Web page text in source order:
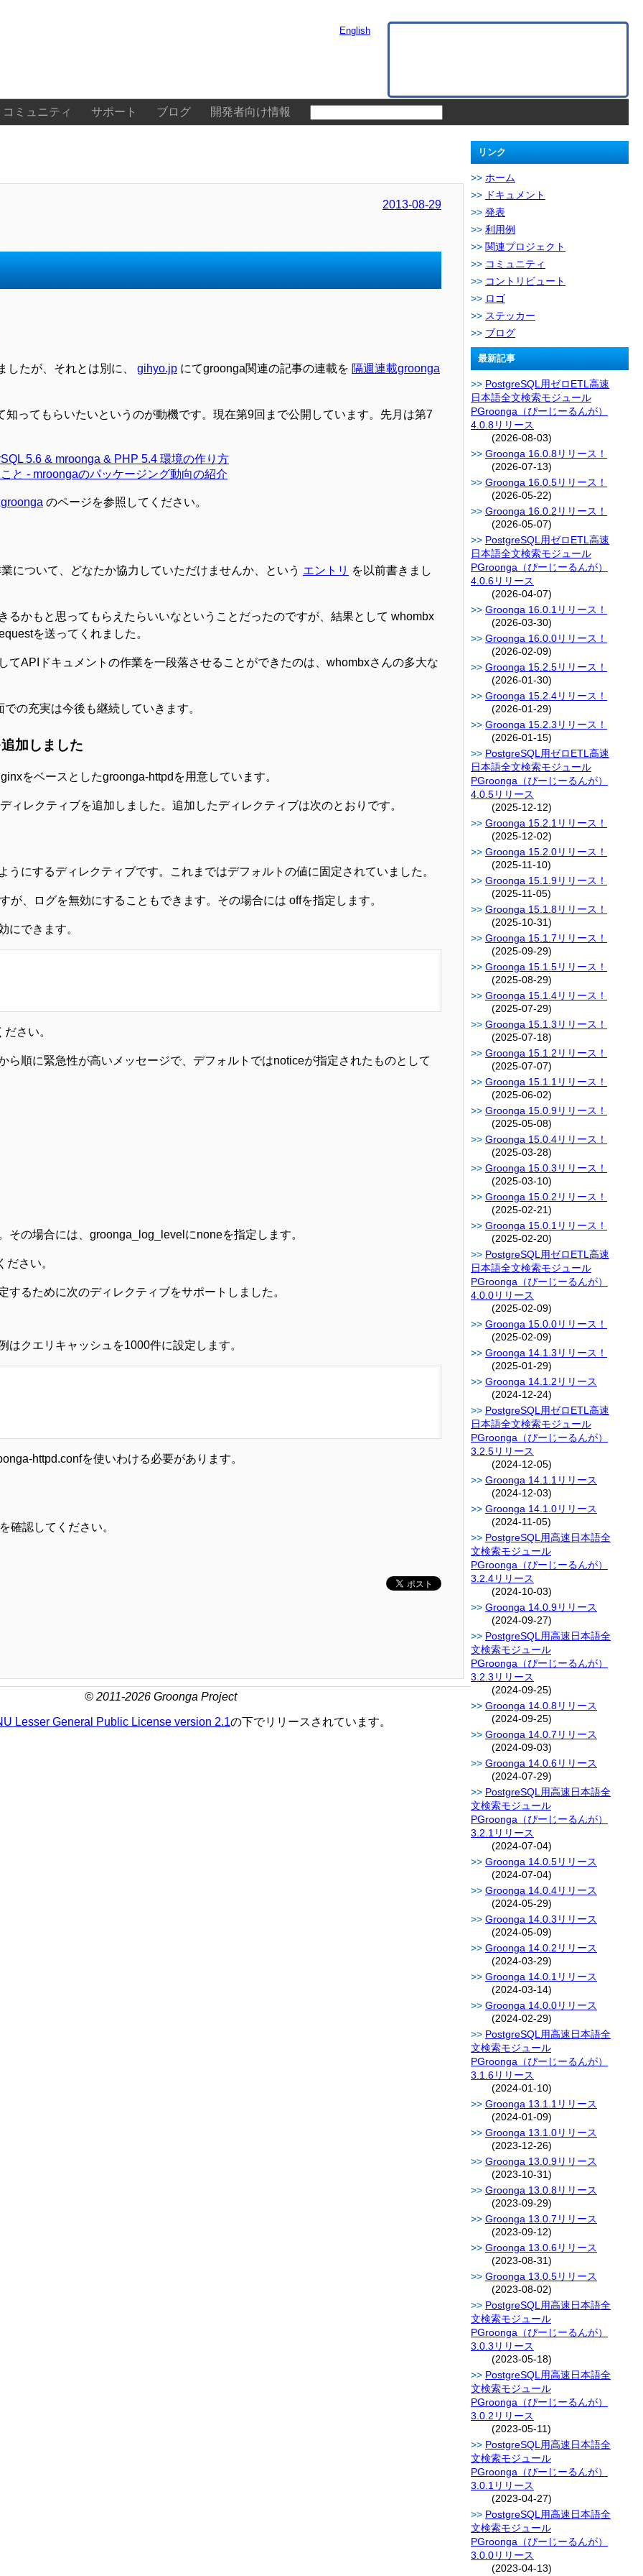
コミュニティ サポート ブログ 開発者向け情報
English
2013-08-29
したが、それとは別に、 gihyo.jp にてgroonga関連の記事の連載を 隔週連載groonga
ってもらいたいというのが動機です。現在第9回まで公開しています。先月は第7
5.6 & mroonga & PHP 5.4 環境の作り方
と - mroongaのパッケージング動向の紹介
のページを参照してください。
について、どなたか協力していただけませんか、という エントリ を以前書きまし
るかもと思ってもらえたらいいなということだったのですが、結果として whombx
を送ってくれました。
てAPIドキュメントの作業を一段落させることができたのは、whombxさんの多大な
の充実は今後も継続していきます。
加しました
をベースとしたgroonga-httpdを用意しています。
ィレクティブを追加しました。追加したディレクティブは次のとおりです。
にするディレクティブです。これまではデフォルトの値に固定されていました。
、ログを無効にすることもできます。その場合には offを指定します。
にできます。
さい。
順に緊急性が高いメッセージで、デフォルトではnoticeが指定されたものとして
の場合には、groonga_log_levelにnoneを指定します。
ださい。
るために次のディレクティブをサポートしました。
クエリキャッシュを1000件に設定します。
httpd.confを使いわける必要があります。
を確認してください。
リンク
ホーム
ドキュメント
発表
利用例
関連プロジェクト
コミュニティ
コントリビュート
ロゴ
ステッカー
ブログ
最新記事
PostgreSQL用ゼロETL高速
日本語全文検索モジュール
PGroonga（ぴーじーるんが）
4.0.8リリース
(2026-08-03)
Groonga 16.0.8リリース！
(2026-07-13)
Groonga 16.0.5リリース！
(2026-05-22)
Groonga 16.0.2リリース！
(2026-05-07)
PostgreSQL用ゼロETL高速
日本語全文検索モジュール
PGroonga（ぴーじーるんが）
4.0.6リリース
(2026-04-07)
Groonga 16.0.1リリース！
(2026-03-30)
Groonga 16.0.0リリース！
(2026-02-09)
Groonga 15.2.5リリース！
(2026-01-30)
Groonga 15.2.4リリース！
(2026-01-29)
Groonga 15.2.3リリース！
(2026-01-15)
PostgreSQL用ゼロETL高速
日本語全文検索モジュール
PGroonga（ぴーじーるんが）
4.0.5リリース
(2025-12-12)
Groonga 15.2.1リリース！
(2025-12-02)
Groonga 15.2.0リリース！
(2025-11-10)
Groonga 15.1.9リリース！
(2025-11-05)
Groonga 15.1.8リリース！
(2025-10-31)
Groonga 15.1.7リリース！
(2025-09-29)
Groonga 15.1.5リリース！
(2025-08-29)
Groonga 15.1.4リリース！
(2025-07-29)
Groonga 15.1.3リリース！
(2025-07-18)
Groonga 15.1.2リリース！
(2025-07-07)
Groonga 15.1.1リリース！
(2025-06-02)
Groonga 15.0.9リリース！
(2025-05-08)
Groonga 15.0.4リリース！
(2025-03-28)
Groonga 15.0.3リリース！
(2025-03-10)
Groonga 15.0.2リリース！
(2025-02-21)
Groonga 15.0.1リリース！
(2025-02-20)
PostgreSQL用ゼロETL高速
日本語全文検索モジュール
PGroonga（ぴーじーるんが）
4.0.0リリース
(2025-02-09)
Groonga 15.0.0リリース！
(2025-02-09)
Groonga 14.1.3リリース！
(2025-01-29)
Groonga 14.1.2リリース
(2024-12-24)
PostgreSQL用ゼロETL高速
日本語全文検索モジュール
PGroonga（ぴーじーるんが）
3.2.5リリース
(2024-12-05)
Groonga 14.1.1リリース
(2024-12-03)
Groonga 14.1.0リリース
(2024-11-05)
PostgreSQL用高速日本語全
文検索モジュール
PGroonga（ぴーじーるんが）
3.2.4リリース
(2024-10-03)
Groonga 14.0.9リリース
(2024-09-27)
PostgreSQL用高速日本語全
文検索モジュール
PGroonga（ぴーじーるんが）
3.2.3リリース
(2024-09-25)
Groonga 14.0.8リリース
(2024-09-25)
Groonga 14.0.7リリース
(2024-09-03)
Groonga 14.0.6リリース
(2024-07-29)
PostgreSQL用高速日本語全
文検索モジュール
PGroonga（ぴーじーるんが）
3.2.1リリース
(2024-07-04)
Groonga 14.0.5リリース
(2024-07-04)
Groonga 14.0.4リリース
(2024-05-29)
Groonga 14.0.3リリース
(2024-05-09)
Groonga 14.0.2リリース
(2024-03-29)
Groonga 14.0.1リリース
(2024-03-14)
Groonga 14.0.0リリース
(2024-02-29)
PostgreSQL用高速日本語全
文検索モジュール
PGroonga（ぴーじーるんが）
3.1.6リリース
(2024-01-10)
Groonga 13.1.1リリース
(2024-01-09)
Groonga 13.1.0リリース
(2023-12-26)
Groonga 13.0.9リリース
(2023-10-31)
Groonga 13.0.8リリース
(2023-09-29)
Groonga 13.0.7リリース
(2023-09-12)
Groonga 13.0.6リリース
(2023-08-31)
Groonga 13.0.5リリース
(2023-08-02)
PostgreSQL用高速日本語全
文検索モジュール
PGroonga（ぴーじーるんが）
3.0.3リリース
(2023-05-18)
PostgreSQL用高速日本語全
文検索モジュール
PGroonga（ぴーじーるんが）
3.0.2リリース
(2023-05-11)
PostgreSQL用高速日本語全
文検索モジュール
PGroonga（ぴーじーるんが）
3.0.1リリース
(2023-04-27)
PostgreSQL用高速日本語全
文検索モジュール
PGroonga（ぴーじーるんが）
3.0.0リリース
(2023-04-13)
© 2011-2026 Groonga Project
Lesser General Public License version 2.1の下でリリースされています。